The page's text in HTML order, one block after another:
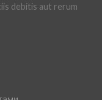
debitis aut rerum